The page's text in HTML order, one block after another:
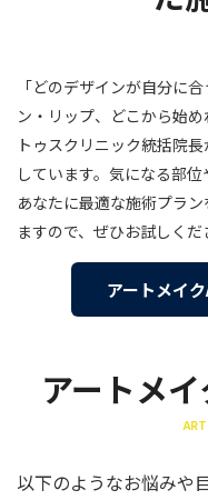
「どのデザインが自分に
ン・リップ、どこから始
トゥスクリニック統括院
しています。気になる部
あなたに最適な施術プラ
ますので、ぜひお試しくだ
アートメイ
アートメ
以下のようなお悩みや